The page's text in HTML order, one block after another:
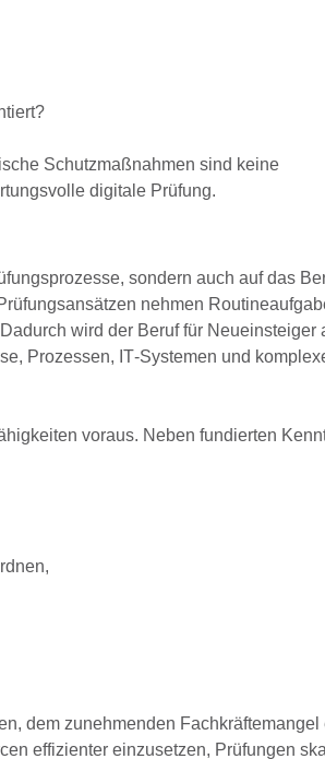
Schutzmaßnahmen sind keine
digitale Prüfung.
sondern auch auf das
nehmen
wird der Beruf für Neueinsteiger
Prozessen, IT‑Systemen und
voraus. Neben fundierten
dem zunehmenden Fachkräftemangel
effizienter einzusetzen, Prüfungen